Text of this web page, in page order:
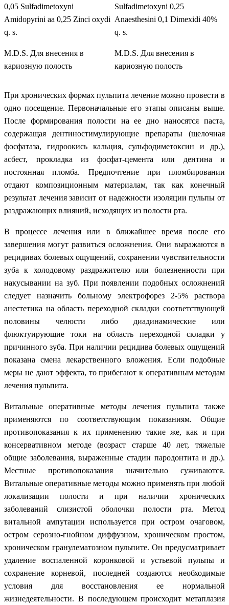
0,05 Sulfadimetoxyni
Amidopyrini aa 0,25 Zinci oxydi
q. s.
M.D.S. Для внесения в
кариозную полость
Sulfadimetoxyni 0,25
Anaesthesini 0,1 Dimexidi 40%
q. s.
M.D.S. Для внесения в
кариозную полость
При хронических формах пульпита лечение можно провести в
одно посещение. Первоначальные его этапы описаны выше.
После формирования полости на ее дно наносятся паста,
содержащая дентиностимулирующие препараты (щелочная
фосфатаза, гидроокись кальция, сульфодиметоксин и др.),
асбест, прокладка из фосфат-цемента или дентина и
постоянная пломба. Предпочтение при пломбировании
отдают композиционным материалам, так как конечный
результат лечения зависит от надежности изоляции пульпы от
раздражающих влияний, исходящих из полости рта.
В процессе лечения или в ближайшее время после его
завершения могут развиться осложнения. Они выражаются в
рецидивах болевых ощущений, сохранении чувствительности
зуба к холодовому раздражителю или болезненности при
накусывании на зуб. При появлении подобных осложнений
следует назначить больному электрофорез 2-5% раствора
анестетика на область переходной складки соответствующей
половины челюсти либо диадинамические или
флюктуирующие токи на область переходной складки у
причинного зуба. При наличии рецидива болевых ощущений
показана смена лекарственного вложения. Если подобные
меры не дают эффекта, то прибегают к оперативным методам
лечения пульпита.
Витальные оперативные методы лечения пульпита также
применяются по соответствующим показаниям. Общие
противопоказания к их применению такие же, как и при
консервативном методе (возраст старше 40 лет, тяжелые
общие заболевания, выраженные стадии пародонтита и др.).
Местные противопоказания значительно суживаются.
Витальные оперативные методы можно применять при любой
локализации полости и при наличии хронических
заболеваний слизистой оболочки полости рта. Метод
витальной ампутации используется при остром очаговом,
остром серозно-гнойном диффузном, хроническом простом,
хроническом гранулематозном пульпите. Он предусматривает
удаление воспаленной коронковой и устьевой пульпы и
сохранение корневой, последней создаются необходимые
условия для восстановления ее нормальной
жизнедеятельности. В последующем происходит метаплазия